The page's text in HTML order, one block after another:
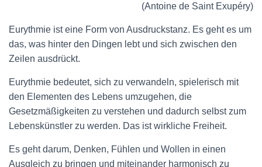
(Antoine de Saint Exupéry)
Eurythmie ist eine Form von Ausdruckstanz. Es geht es um
das, was hinter den Dingen lebt und sich zwischen den
Zeilen ausdrückt.
Eurythmie bedeutet, sich zu verwandeln, spielerisch mit
den Elementen des Lebens umzugehen, die
Gesetzmäßigkeiten zu verstehen und dadurch selbst zum
Lebenskünstler zu werden. Das ist wirkliche Freiheit.
Es geht darum, Denken, Fühlen und Wollen in einen
Ausgleich zu bringen und miteinander harmonisch zu